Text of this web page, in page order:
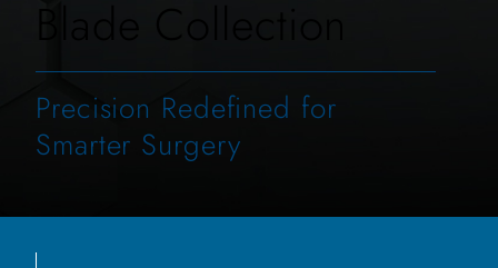
Precision Redefined for
Smarter Surgery